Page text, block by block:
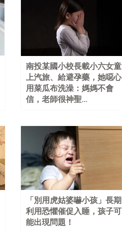
南投某國小校長載小六女童
上汽旅、給避孕藥，她噁心
用菜瓜布洗澡：媽媽不會
信，老師很神聖…
「別用虎姑婆嚇小孩」長期
利用恐懼催促入睡，孩子可
能出現問題！